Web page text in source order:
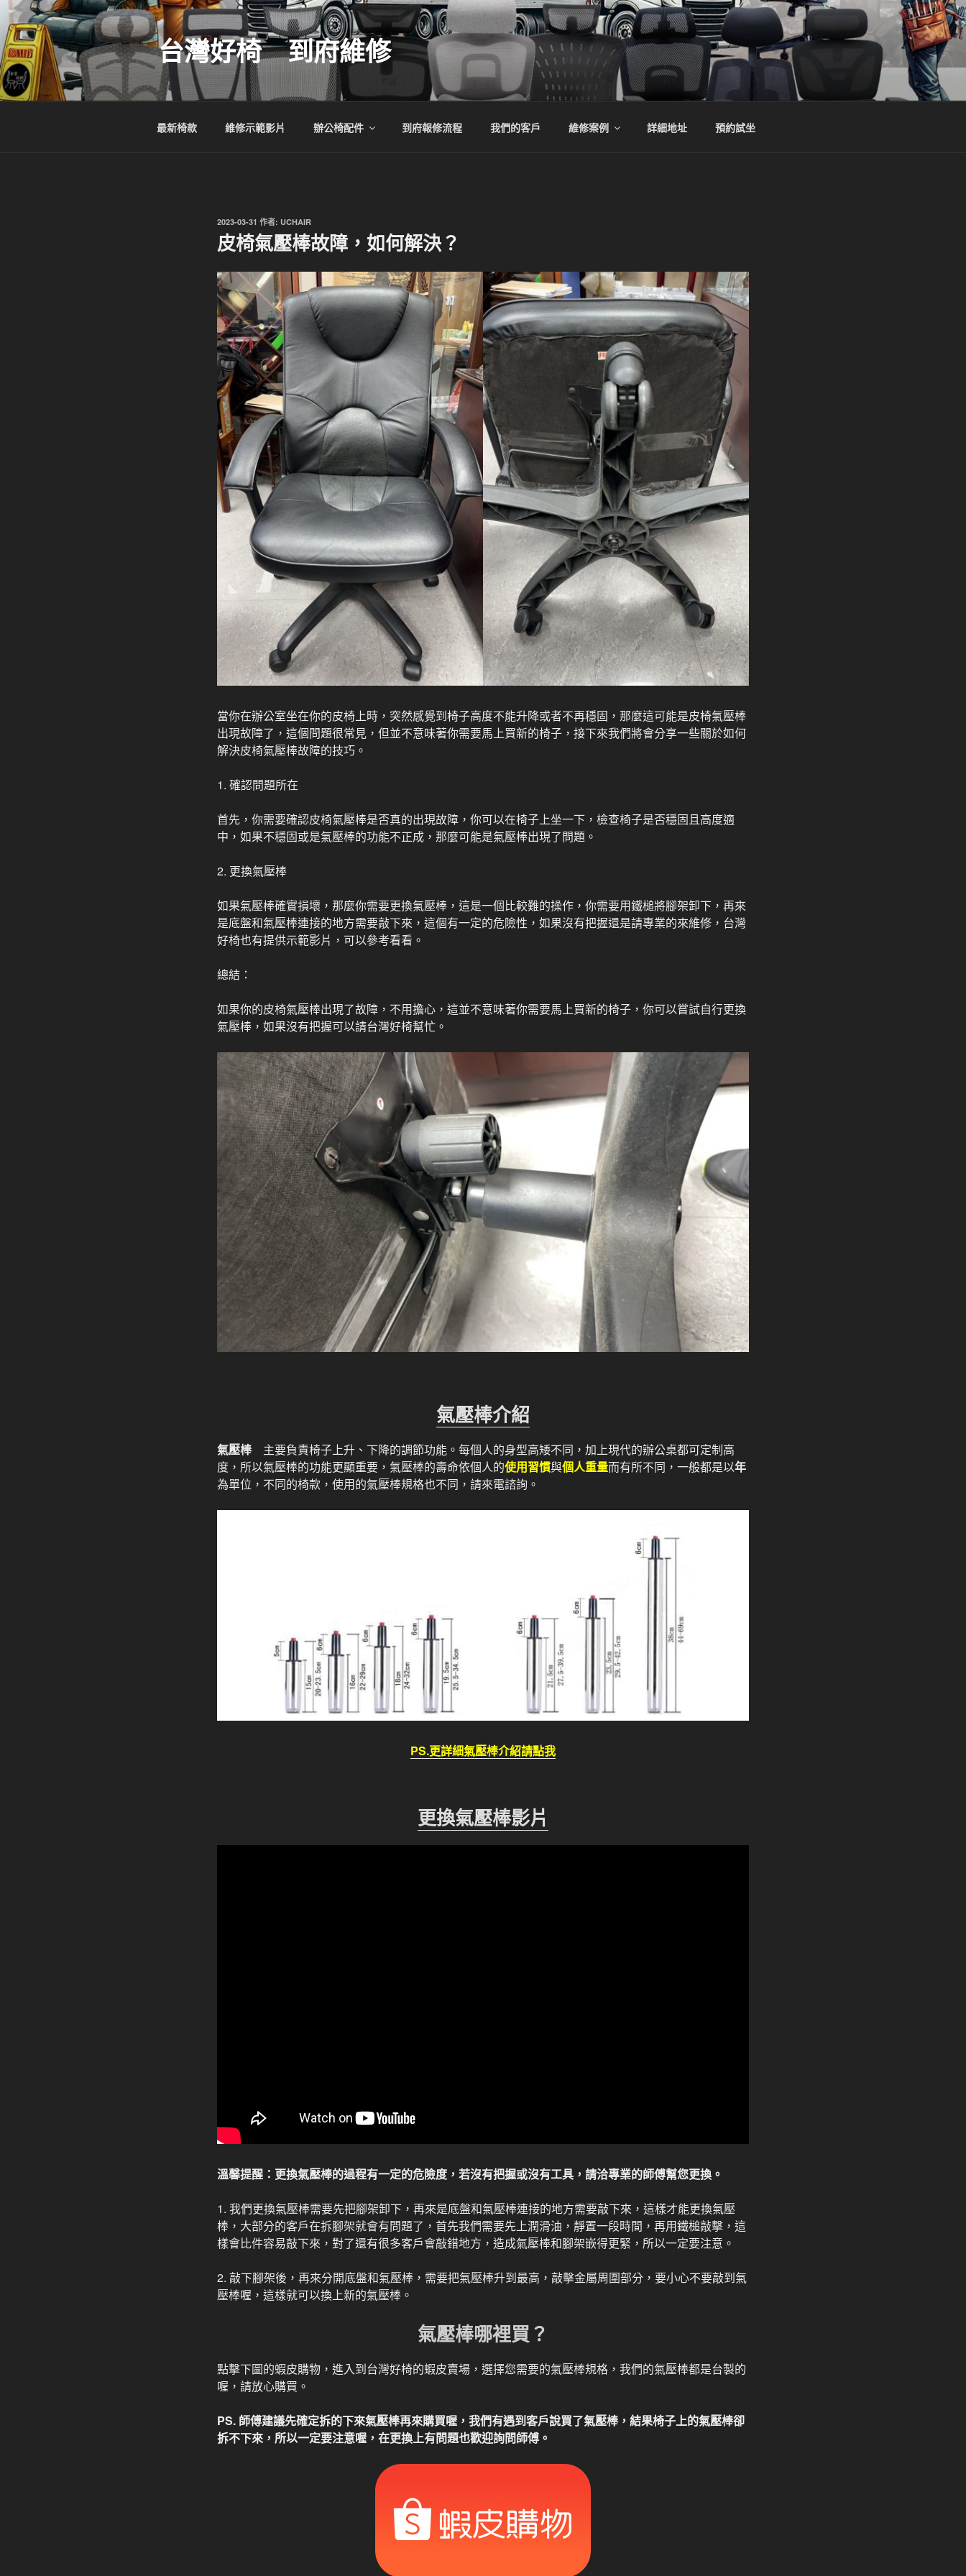
跳
至
主
要
內
容
台灣好椅 到府維修
最新椅款 維修示範影片 辦公椅配件 到府報修流程 我們的客戶 維修案例 詳細地址 預約試坐
發
於
2023-03-31 作者: UCHAIR
皮椅氣壓棒故障，如何解決？
當你在辦公室坐在你的皮椅上時，突然感覺到椅子高度不能升降或者不再穩固，那麼這可能是皮椅氣壓棒
出現故障了，這個問題很常見，但並不意味著你需要馬上買新的椅子，接下來我們將會分享一些關於如何
解決皮椅氣壓棒故障的技巧。
1. 確認問題所在
首先，你需要確認皮椅氣壓棒是否真的出現故障，你可以在椅子上坐一下，檢查椅子是否穩固且高度適
中，如果不穩固或是氣壓棒的功能不正成，那麼可能是氣壓棒出現了問題。
2. 更換氣壓棒
如果氣壓棒確實損壞，那麼你需要更換氣壓棒，這是一個比較難的操作，你需要用鐵槌將腳架卸下，再來
是底盤和氣壓棒連接的地方需要敲下來，這個有一定的危險性，如果沒有把握還是請專業的來維修，台灣
好椅也有提供示範影片，可以參考看看。
總結：
如果你的皮椅氣壓棒出現了故障，不用擔心，這並不意味著你需要馬上買新的椅子，你可以嘗試自行更換
氣壓棒，如果沒有把握可以請台灣好椅幫忙。
氣壓棒介紹
氣壓棒主要負責椅子上升、下降的調節功能。每個人的身型高矮不同，加上現代的辦公桌都可定制高
度，所以氣壓棒的功能更顯重要，氣壓棒的壽命依個人的使用習慣與個人重量而有所不同，一般都是以年
為單位，不同的椅款，使用的氣壓棒規格也不同，請來電諮詢。
PS.更詳細氣壓棒介紹請點我
更換氣壓棒影片
溫馨提醒：更換氣壓棒的過程有一定的危險度，若沒有把握或沒有工具，請洽專業的師傅幫您更換。
1. 我們更換氣壓棒需要先把腳架卸下，再來是底盤和氣壓棒連接的地方需要敲下來，這樣才能更換氣壓
棒，大部分的客戶在拆腳架就會有問題了，首先我們需要先上潤滑油，靜置一段時間，再用鐵槌敲擊，這
樣會比件容易敲下來，對了還有很多客戶會敲錯地方，造成氣壓棒和腳架嵌得更緊，所以一定要注意。
2. 敲下腳架後，再來分開底盤和氣壓棒，需要把氣壓棒升到最高，敲擊金屬周圍部分，要小心不要敲到氣
壓棒喔，這樣就可以換上新的氣壓棒。
氣壓棒哪裡買？
點擊下圖的蝦皮購物，進入到台灣好椅的蝦皮賣場，選擇您需要的氣壓棒規格，我們的氣壓棒都是台製的
喔，請放心購買。
PS. 師傅建議先確定拆的下來氣壓棒再來購買喔，我們有遇到客戶說買了氣壓棒，結果椅子上的氣壓棒卻
拆不下來，所以一定要注意喔，在更換上有問題也歡迎詢問師傅。